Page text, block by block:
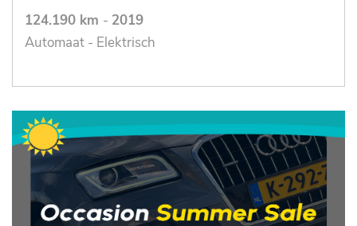
124.190 km - 2019
Automaat - Elektrisch